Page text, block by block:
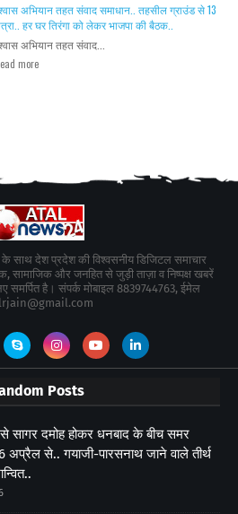
अभियान तहत संवाद समाधान.. तहसील ग्राउंड से 13
हर घर तिरंगा को लेकर भाजपा की बैठक..
अभियान तहत संवाद...
more
साथ देश प्रदेश की विश्वसनीय डिजिटल समाचार
सामाजिक और जनहित से जुड़ी ताज़ा व निष्पक्ष खबरें
समर्पित है। संपर्क मोबाइल 8839744763, ईमेल
Posts
से सागर दमोह होकर धनबाद के बीच समर
से.. गयाजी-पारसनाथ जाने वाले तीर्थ